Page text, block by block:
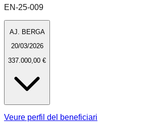
EN-25-009
AJ. BERGA
20/03/2026
337.000,00 €
Veure perfil del beneficiari